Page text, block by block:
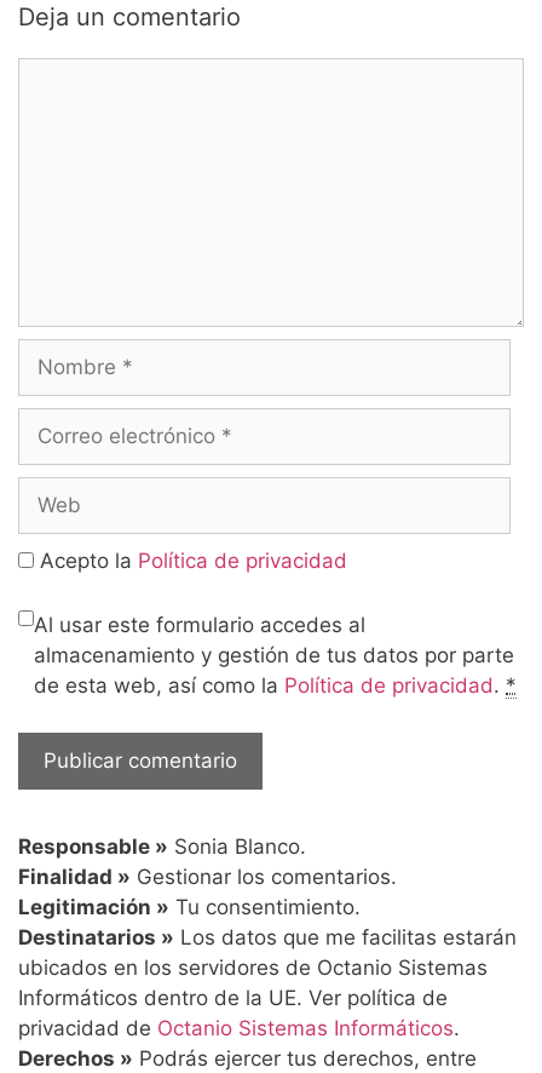
Deja un comentario
electrónico
Acepto la Política de privacidad
Al usar este formulario accedes al
almacenamiento y gestión de tus datos por parte
de esta web, así como la Política de privacidad. *
Responsable » Sonia Blanco.
Finalidad » Gestionar los comentarios.
Legitimación » Tu consentimiento.
Destinatarios » Los datos que me facilitas estarán
ubicados en los servidores de Octanio Sistemas
Informáticos dentro de la UE. Ver política de
privacidad de Octanio Sistemas Informáticos.
Derechos » Podrás ejercer tus derechos, entre